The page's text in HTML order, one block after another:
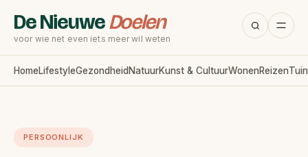
De NieuweDoelen
voor wie net even iets meer wil weten
HomeLifestyleGezondheid NatuurKunst & CultuurWonenReizenTuin
PERSOONLIJK